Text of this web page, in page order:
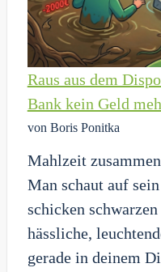
Raus aus dem
Bank kein Geld
von Boris Ponitka
Mahlzeit
Man schaut auf
schicken
hässliche,
gerade in deinem